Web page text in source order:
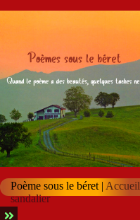
Poème sous le béret | Accueil
sandalier